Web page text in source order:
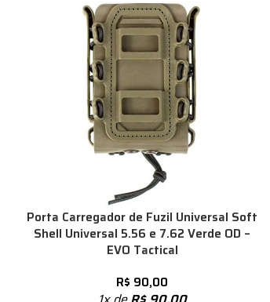
Porta Carregador de Fuzil Universal Soft
Shell Universal 5.56 e 7.62 Verde OD –
EVO Tactical
R$ 90,00